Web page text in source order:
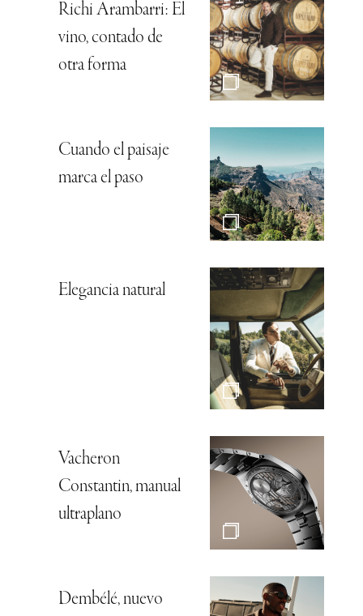
Richi Arambarri: El
vino, contado de
otra forma
Cuando el paisaje
marca el paso
Elegancia natural
Vacheron
Constantin, manual
ultraplano
Dembélé, nuevo